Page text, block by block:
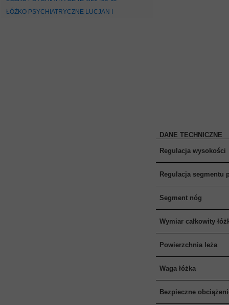
ŁÓŻKO PSYCHIATRYCZNE LUCJAN I
DANE TECHNICZNE
Regulacja wysokości
Regulacja segmentu
Segment nóg
Wymiar całkowity
Powierzchnia leża
Waga łóżka
Bezpieczne
MEBLE WIĘZIENNE-cs